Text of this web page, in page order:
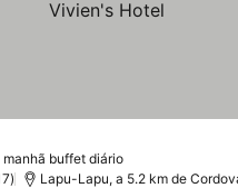
manhã buffet diárioVer preços
preços
Lapu-Lapu, a 5.2 km de